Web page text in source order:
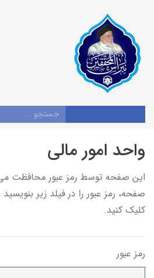
واحد امور مالی
این صفحه توسط رمز عبور محافظت
صفحه، رمز عبور را در فیلد زیر
کلیک کنید.
رمز عبور